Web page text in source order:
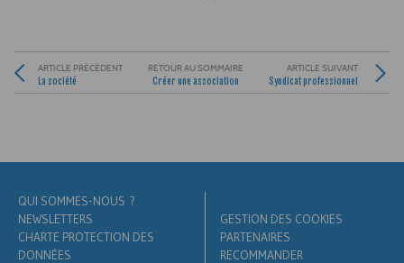
ARTICLE PRÉCÉDENT
La société
RETOUR AU SOMMAIRE
Créer une association
ARTICLE SUIVANT
Syndicat professionnel
QUI SOMMES-NOUS ?
NEWSLETTERS
CHARTE PROTECTION DES
DONNÉES
GESTION DES COOKIES
PARTENAIRES
RECOMMANDER